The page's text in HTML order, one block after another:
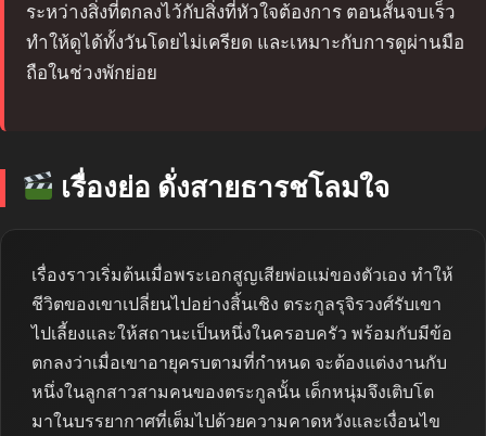
ระหว่างสิ่งที่ตกลงไว้กับสิ่งที่หัวใจต้องการ ตอนสั้นจบเร็ว
ทำให้ดูได้ทั้งวันโดยไม่เครียด และเหมาะกับการดูผ่านมือ
ถือในช่วงพักย่อย
เรื่องย่อ ดั่งสายธารชโลมใจ
เรื่องราวเริ่มต้นเมื่อพระเอกสูญเสียพ่อแม่ของตัวเอง ทำให้
ชีวิตของเขาเปลี่ยนไปอย่างสิ้นเชิง ตระกูลรุจิรวงศ์รับเขา
ไปเลี้ยงและให้สถานะเป็นหนึ่งในครอบครัว พร้อมกับมีข้อ
ตกลงว่าเมื่อเขาอายุครบตามที่กำหนด จะต้องแต่งงานกับ
หนึ่งในลูกสาวสามคนของตระกูลนั้น เด็กหนุ่มจึงเติบโต
มาในบรรยากาศที่เต็มไปด้วยความคาดหวังและเงื่อนไข